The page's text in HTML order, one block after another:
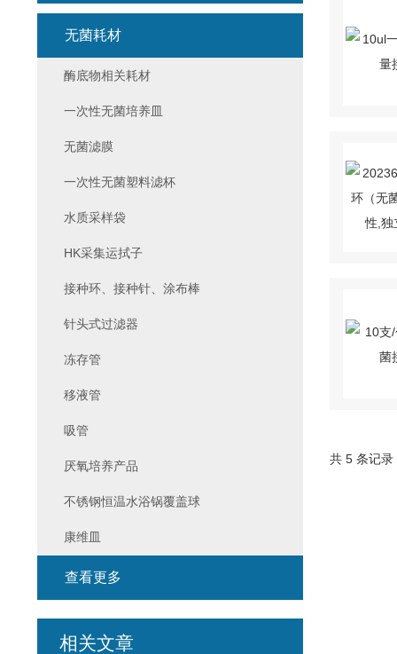
共 5 条记
无菌耗材
酶底物相关耗材
一次性无菌培养皿
无菌滤膜
一次性无菌塑料滤杯
水质采样袋
HK采集运拭子
接种环、接种针、涂布棒
针头式过滤器
冻存管
移液管
吸管
厌氧培养产品
不锈钢恒温水浴锅覆盖球
康维皿
查看更多
相关文章